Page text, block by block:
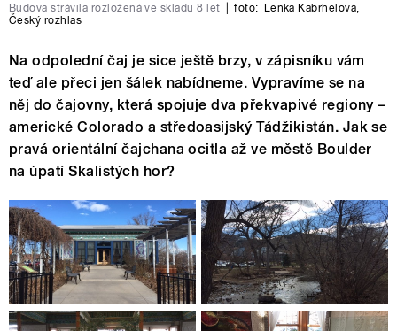
Budova strávila rozložená ve skladu 8 let foto: Lenka Kabrhelová
Český rozhlas
Na odpolední čaj je sice ještě brzy, v zápisníku vám
teď ale přeci jen šálek nabídneme. Vypravíme se na
něj do čajovny, která spojuje dva překvapivé regiony –
americké Colorado a středoasijský Tádžikistán. Jak se
pravá orientální čajchana ocitla až ve městě Boulder
na úpatí Skalistých hor?